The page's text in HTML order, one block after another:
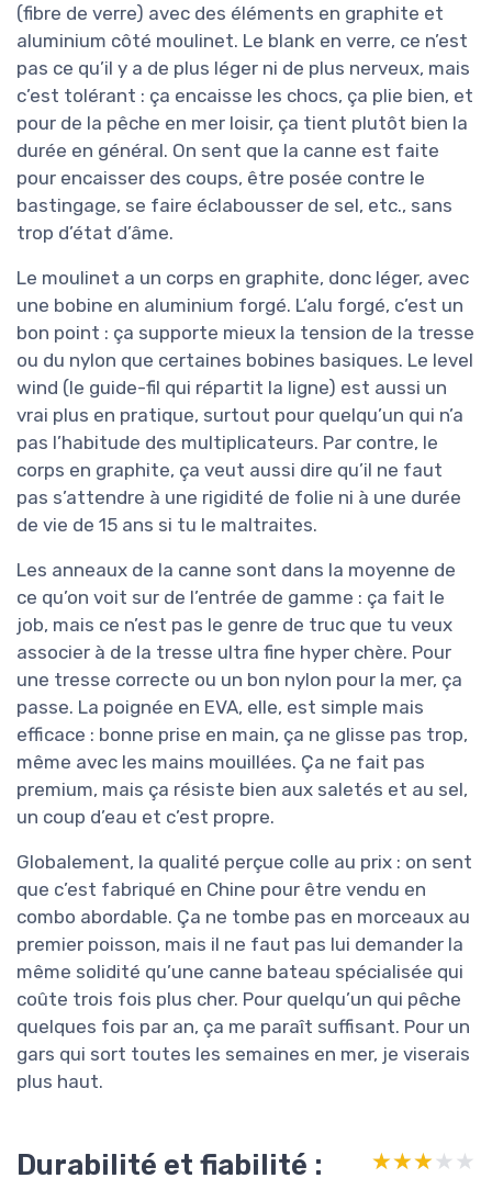
(fibre de verre) avec des éléments en graphite et
aluminium côté moulinet. Le blank en verre, ce n’est
pas ce qu’il y a de plus léger ni de plus nerveux, mais
c’est tolérant : ça encaisse les chocs, ça plie bien, et
pour de la pêche en mer loisir, ça tient plutôt bien la
durée en général. On sent que la canne est faite
pour encaisser des coups, être posée contre le
bastingage, se faire éclabousser de sel, etc., sans
trop d’état d’âme.
Le moulinet a un corps en graphite, donc léger, avec
une bobine en aluminium forgé. L’alu forgé, c’est un
bon point : ça supporte mieux la tension de la tresse
ou du nylon que certaines bobines basiques. Le level
wind (le guide-fil qui répartit la ligne) est aussi un
vrai plus en pratique, surtout pour quelqu’un qui n’a
pas l’habitude des multiplicateurs. Par contre, le
corps en graphite, ça veut aussi dire qu’il ne faut
pas s’attendre à une rigidité de folie ni à une durée
de vie de 15 ans si tu le maltraites.
Les anneaux de la canne sont dans la moyenne de
ce qu’on voit sur de l’entrée de gamme : ça fait le
job, mais ce n’est pas le genre de truc que tu veux
associer à de la tresse ultra fine hyper chère. Pour
une tresse correcte ou un bon nylon pour la mer, ça
passe. La poignée en EVA, elle, est simple mais
efficace : bonne prise en main, ça ne glisse pas trop,
même avec les mains mouillées. Ça ne fait pas
premium, mais ça résiste bien aux saletés et au sel,
un coup d’eau et c’est propre.
Globalement, la qualité perçue colle au prix : on sent
que c’est fabriqué en Chine pour être vendu en
combo abordable. Ça ne tombe pas en morceaux au
premier poisson, mais il ne faut pas lui demander la
même solidité qu’une canne bateau spécialisée qui
coûte trois fois plus cher. Pour quelqu’un qui pêche
quelques fois par an, ça me paraît suffisant. Pour un
gars qui sort toutes les semaines en mer, je viserais
plus haut.
Durabilité et fiabilité : ★★★★★
★★★★★